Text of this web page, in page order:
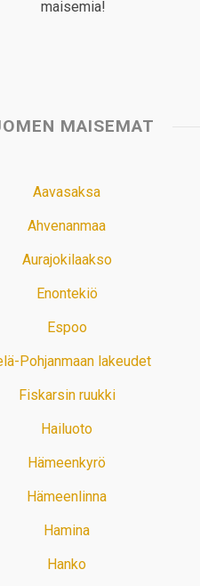
maisemia!
MAISEMAT
Aavasaksa
Ahvenanmaa
Aurajokilaakso
Enontekiö
Espoo
Pohjanmaan lakeudet
Fiskarsin ruukki
Hailuoto
Hämeenkyrö
Hämeenlinna
Hamina
Hanko